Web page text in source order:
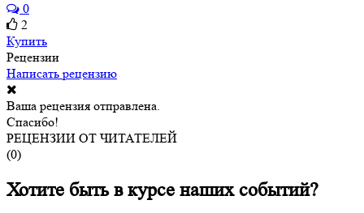
0
2
Купить
Рецензии
Написать рецензию
Ваша рецензия отправлена.
Спасибо!
РЕЦЕНЗИИ ОТ ЧИТАТЕЛЕЙ
(0)
Хотите быть в курсе наших событий?